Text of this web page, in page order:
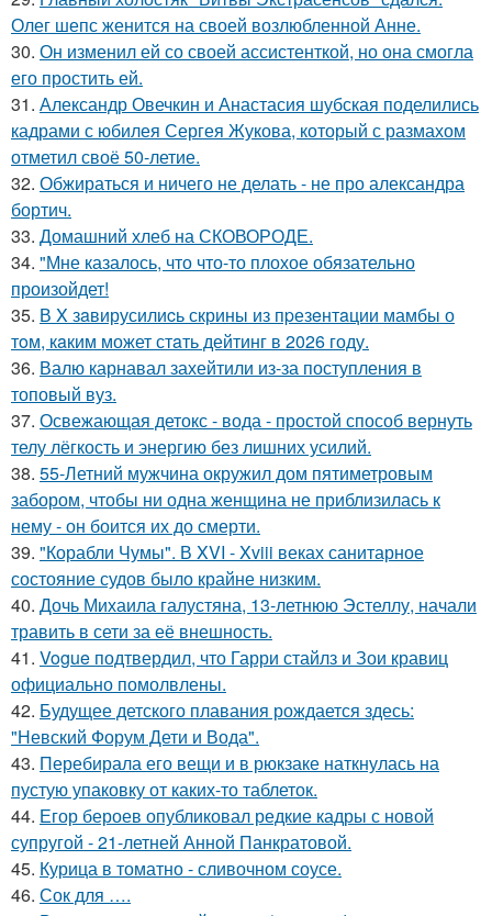
Олег шепс женится на своей возлюбленной Анне.
30. Он изменил ей со своей ассистенткой, но она смогла
его простить ей.
31. Александр Овечкин и Анастасия шубская поделились
кадрами с юбилея Сергея Жукова, который с размахом
отметил своё 50-летие.
32. Обжираться и ничего не делать - не про александра
бортич.
33. Домашний хлеб на СКОВОРОДЕ.
34. "Мне казалось, что что-то плохое обязательно
произойдет!
35. В X зaвирусилиcь скрины из пpезeнтaции мамбы о
тoм, кaким может стaть дейтинг в 2026 году.
36. Валю карнавал захейтили из-за поступления в
топовый вуз.
37. Освежающая детокс - вода - простой способ вернуть
телу лёгкость и энергию без лишних усилий.
38. 55-Летний мужчина окружил дом пятиметровым
забором, чтобы ни одна женщина не приблизилась к
нему - он боится их до смерти.
39. "Корабли Чумы". В XVI - Xviii веках санитарное
состояние судов было крайне низким.
40. Дочь Михаила галустяна, 13-летнюю Эстеллу, начали
травить в сети за её внешность.
41. Vogue подтвердил, что Гарри стайлз и Зои кравиц
официально помолвлены.
42. Будущее детского плавания рождается здесь:
"Невский Форум Дети и Вода".
43. Перебирала его вещи и в рюкзаке наткнулась на
пустую упаковку от каких-то таблеток.
44. Егор бероев опубликовал редкие кадры с новой
супругой - 21-летней Анной Панкратовой.
45. Курица в томатно - сливочном соусе.
46. Сок для ….